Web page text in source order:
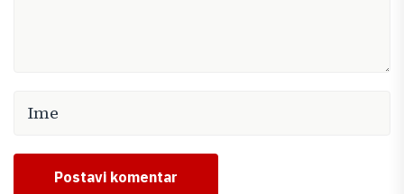
Postavi komentar